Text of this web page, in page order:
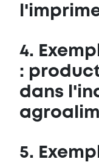
4.
:
dans
5.